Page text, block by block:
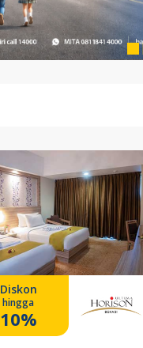
Diskon
hingga
10%